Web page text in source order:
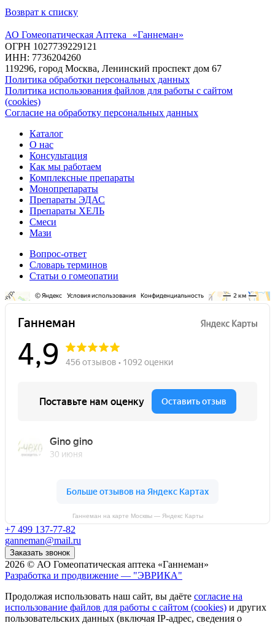
Возврат к списку
АО Гомеопатическая Аптека «Ганнеман»
ОГРН 1027739229121
ИНН: 7736204260
119296, город Москва, Ленинский проспект дом 67
Политика обработки персональных данных
Политика использования файлов для работы с сайтом
(cookies)
Согласие на обработку персональных данных
Каталог
О нас
Консультация
Как мы работаем
Комплексные препараты
Монопрепараты
Препараты ЭДАС
Препараты ХЕЛЬ
Смеси
Мази
Вопрос-ответ
Словарь терминов
Статьи о гомеопатии
Ганнеман на карте Москвы — Яндекс Карты
+7 499 137-77-82
ganneman@mail.ru
Заказать звонок
2026 © АО Гомеопатическая аптека «Ганнеман»
Разработка и продвижение — "ЭВРИКА"
Продолжая использовать наш сайт, вы даёте согласие на
использование файлов для работы с сайтом (cookies) и других
пользовательских данных (включая IP-адрес, сведения о